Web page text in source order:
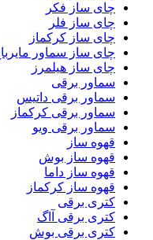
چای ساز فکر
چای ساز فلر
چای ساز کرکماز
چای ساز سماور
چای ساز هیلمرز
سماور برقی
سماور برقی داتیس
سماور برقی کرکماز
سماور برقی ویو
قهوه ساز
قهوه ساز بوش
قهوه ساز داما
قهوه ساز کرکماز
کتری برقی
کتری برقی آاگ
کتری برقی بوش